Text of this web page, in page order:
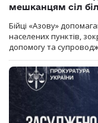
мешканцям сіл
Бійці «Азову»
населених пунктів,
допомогу та